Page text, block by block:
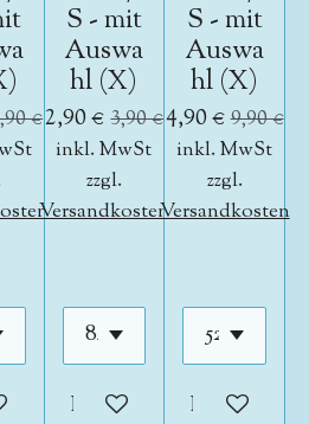
€
Warenkorb
S - mit
Auswa
hl (X)
2,90 € 3,90 €
inkl. MwSt
zzgl.
Versandkosten
In den Warenkorb
S - mit
Auswa
hl (X)
4,90 €9,90 €
inkl. MwSt
zzgl.
Versandkosten
In den